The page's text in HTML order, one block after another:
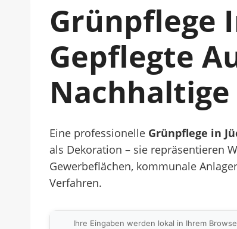
Grünpflege
Gepflegte
Eine professionelle Grünpflege in
als Dekoration – sie repräsentieren
Gewerbeflächen, kommunale
Verfahren.
Ihre Eingaben werden lokal in Ihrem